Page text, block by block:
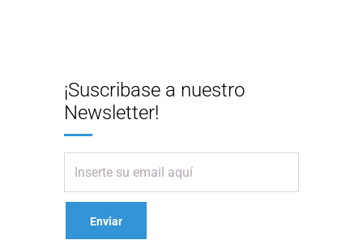
¡Suscribase a nuestro
Newsletter!